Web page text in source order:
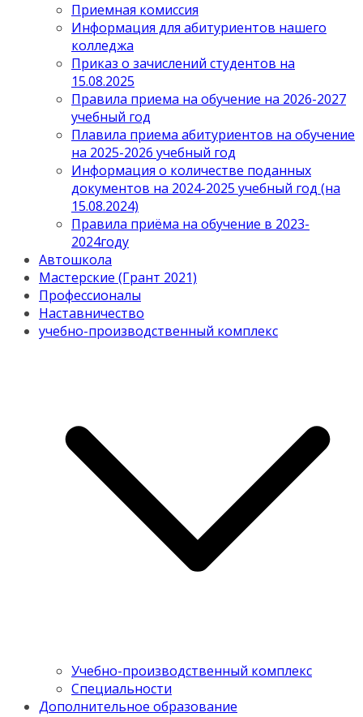
Приемная комиссия
Информация для абитуриентов нашего
колледжа
Приказ о зачислений студентов на
15.08.2025
Правила приема на обучение на 2026-2027
учебный год
Плавила приема абитуриентов на обучение
на 2025-2026 учебный год
Информация о количестве поданных
документов на 2024-2025 учебный год (на
15.08.2024)
Правила приёма на обучение в 2023-
2024году
Автошкола
Мастерские (Грант 2021)
Профессионалы
Наставничество
учебно-производственный комплекс
Учебно-производственный комплекс
Специальности
Дополнительное образование